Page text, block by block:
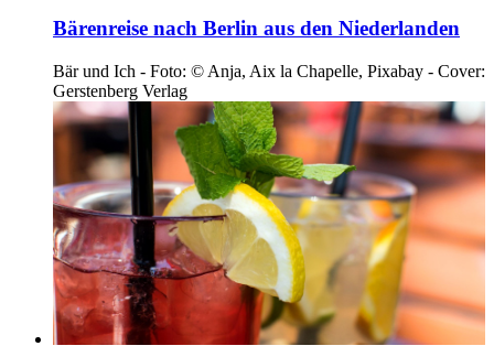
Bärenreise nach Berlin aus den Niederlanden
Bär und Ich - Foto: © Anja, Aix la Chapelle, Pixabay - Cover:
Gerstenberg Verlag